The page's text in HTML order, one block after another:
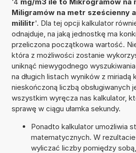
Miligramów na metr sześcienny
mililitr'. Dla tej opcji kalkulator
odnajduje, na jaką jednostkę ma
przeliczona początkowa wartość.
która z możliwości zostanie
uniknąć niewygodnego
na długich listach wyników z miriadą
nieskończoną liczbą obsługiwanych
wszystkim wyręcza nas kalkulator,
sprawę w ciągu ułamka sekundy.
Ponadto kalkulator umożliwia
matematycznych. W
wyliczać liczby pomiędzy